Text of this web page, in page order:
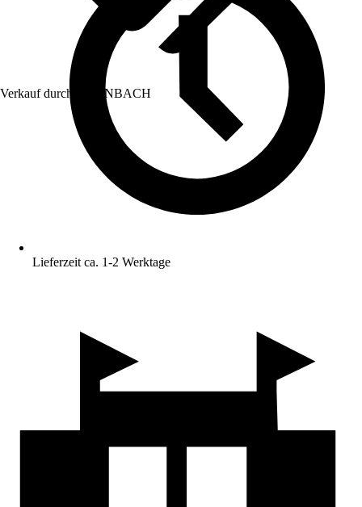
Verkauf durch: HORNBACH
Lieferzeit ca. 1-2 Werktage